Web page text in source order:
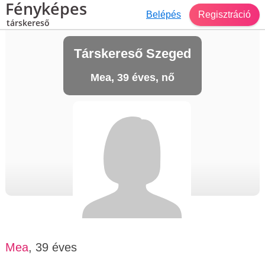
Fényképes
társkereső
Belépés Regisztráció
Társkereső Szeged
Mea, 39 éves, nő
Mea, 39 éves